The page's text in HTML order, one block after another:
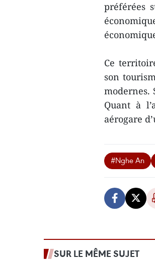
préférées
Ce
son
modernes.
Quant à
aérogare
#Nghe An
SUR LE MÊME SUJET